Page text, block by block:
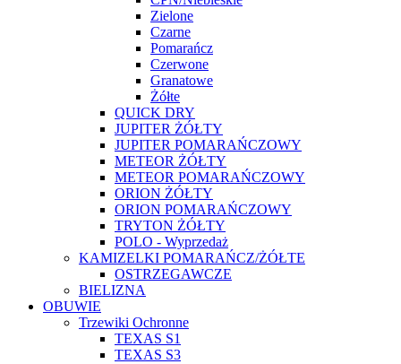
Zielone
Czarne
Pomarańcz
Czerwone
Granatowe
Żółte
QUICK DRY
JUPITER ŻÓŁTY
JUPITER POMARAŃCZOWY
METEOR ŻÓŁTY
METEOR POMARAŃCZOWY
ORION ŻÓŁTY
ORION POMARAŃCZOWY
TRYTON ŻÓŁTY
POLO - Wyprzedaż
KAMIZELKI POMARAŃCZ/ŻÓŁTE
OSTRZEGAWCZE
BIELIZNA
OBUWIE
Trzewiki Ochronne
TEXAS S1
TEXAS S3